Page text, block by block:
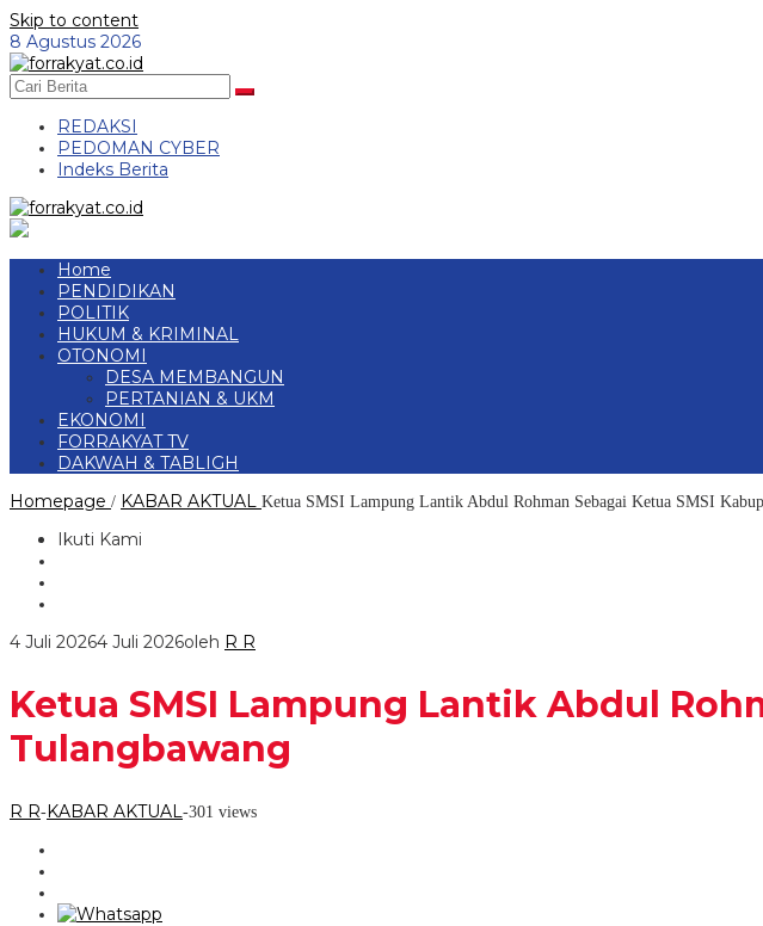
Skip to content
8 Agustus 2026
REDAKSI
PEDOMAN CYBER
Indeks Berita
Home
PENDIDIKAN
POLITIK
HUKUM & KRIMINAL
OTONOMI
DESA MEMBANGUN
PERTANIAN & UKM
EKONOMI
FORRAKYAT TV
DAKWAH & TABLIGH
Homepage / KABAR AKTUAL Ketua SMSI Lampung Lantik Abdul Rohman Sebagai Ketua SMSI
Ikuti Kami
4 Juli 20264 Juli 2026oleh R R
Ketua SMSI Lampung Lantik Abdul
Tulangbawang
R R-KABAR AKTUAL-301 views